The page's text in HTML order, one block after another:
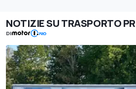
NOTIZIE SU TRASPORTO
DI